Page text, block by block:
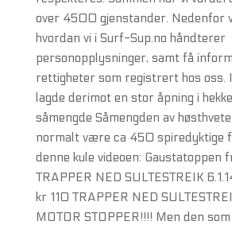
over 4500 gjenstander. Nedenfor
hvordan vi i Surf-Sup.no håndterer
personopplysninger, samt få
rettigheter som registrert hos oss.
lagde derimot en stor åpning i
såmengde Såmengden av
normalt være ca 450 spiredyktige
denne kule videoen: Gaustatoppen
TRAPPER NED SULTESTREIK
kr 110 TRAPPER NED
MOTOR STOPPER!!!! Men den